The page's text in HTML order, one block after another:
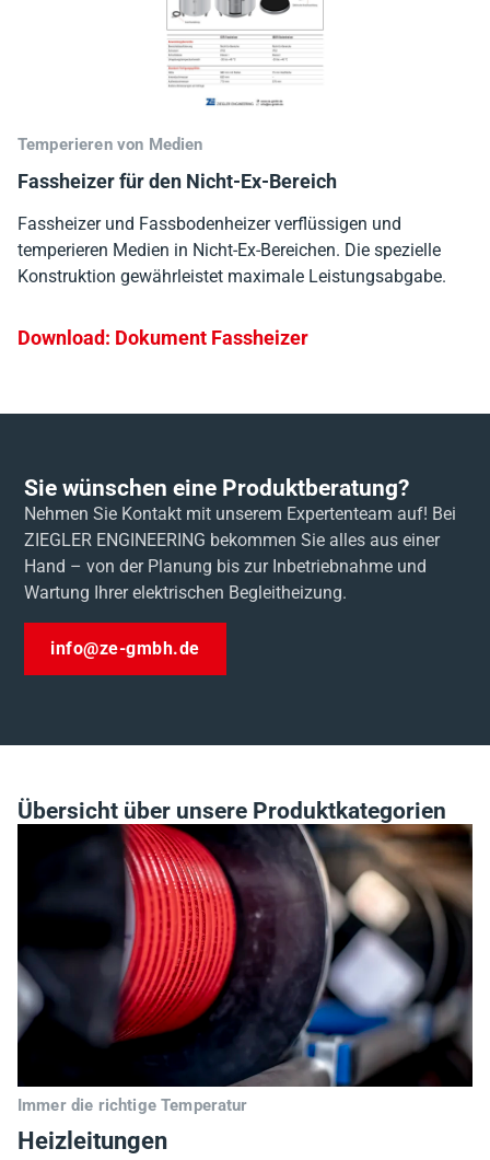
Temperieren von Medien
Fassheizer für den Nicht-Ex-Bereich
Fassheizer und Fassbodenheizer verflüssigen und
temperieren Medien in Nicht-Ex-Bereichen. Die spezielle
Konstruktion gewährleistet maximale Leistungsabgabe.
Download: Dokument Fassheizer
Sie wünschen eine Produktberatung?
Nehmen Sie Kontakt mit unserem Expertenteam auf! Bei
ZIEGLER ENGINEERING bekommen Sie alles aus einer
Hand – von der Planung bis zur Inbetriebnahme und
Wartung Ihrer elektrischen Begleitheizung.
info@ze-gmbh.de
Übersicht über unsere Produktkategorien
Immer die richtige Temperatur
Heizleitungen